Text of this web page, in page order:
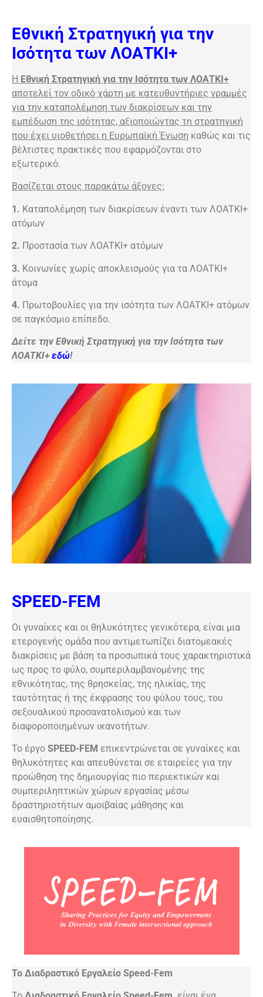
Εθνική Στρατηγική για την
Ισότητα των ΛΟΑΤΚΙ+
Η Εθνική Στρατηγική για την Ισότητα των ΛΟΑΤΚΙ+
αποτελεί τον οδικό χάρτη με κατευθυντήριες γραμμές
για την καταπολέμηση των διακρίσεων και την
εμπέδωση της ισότητας, αξιοποιώντας τη στρατηγική
που έχει υιοθετήσει η Ευρωπαϊκή Ένωση καθώς και τις
βέλτιστες πρακτικές που εφαρμόζονται στο
εξωτερικό.
Βασίζεται στους παρακάτω άξονες:
1. Καταπολέμηση των διακρίσεων έναντι των ΛΟΑΤΚΙ+
ατόμων
2. Προστασία των ΛΟΑΤΚΙ+ ατόμων
3. Κοινωνίες χωρίς αποκλεισμούς για τα ΛΟΑΤΚΙ+
άτομα
4. Πρωτοβουλίες για την ισότητα των ΛΟΑΤΚΙ+ ατόμων
σε παγκόσμιο επίπεδο.
Δείτε την Εθνική Στρατηγική για την Ισότητα των
ΛΟΑΤΚΙ+ εδώ!
SPEED-FEM
Οι γυναίκες και οι θηλυκότητες γενικότερα, είναι μια
ετερογενής ομάδα που αντιμετωπίζει διατομεακές
διακρίσεις με βάση τα προσωπικά τους χαρακτηριστικά
ως προς το φύλο, συμπεριλαμβανομένης της
εθνικότητας, της θρησκείας, της ηλικίας, της
ταυτότητας ή της έκφρασης του φύλου τους, του
σεξουαλικού προσανατολισμού και των
διαφοροποιημένων ικανοτήτων.
Το έργο SPEED-FEM επικεντρώνεται σε γυναίκες και
θηλυκότητες και απευθύνεται σε εταιρείες για την
προώθηση της δημιουργίας πιο περιεκτικών και
συμπεριληπτικών χώρων εργασίας μέσω
δραστηριοτήτων αμοιβαίας μάθησης και
ευαισθητοποίησης.
Το Διαδραστικό Εργαλείο Speed-Fem